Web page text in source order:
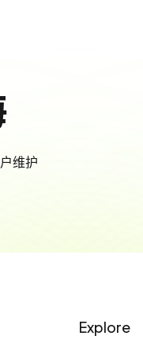
维护
Explore